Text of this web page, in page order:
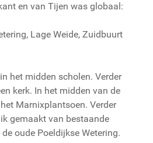
en van Tijen was globaal:
Lage Weide, Zuidbuurt
het midden scholen. Verder
kerk. In het midden van de
Marnixplantsoen. Verder
gemaakt van bestaande
oude Poeldijkse Wetering.